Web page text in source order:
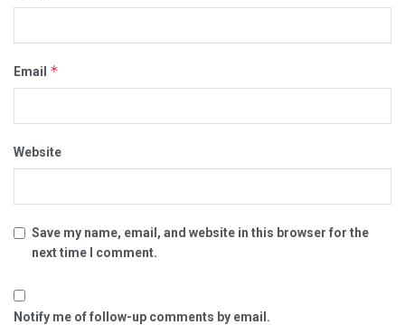
Email *
Website
Save my name, email, and website in this browser for the
next time I comment.
Notify me of follow-up comments by email.